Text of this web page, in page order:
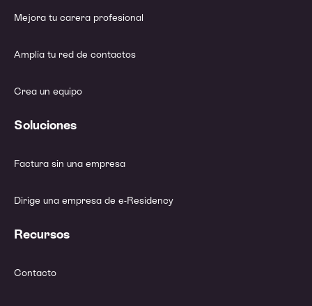
Mejora tu carera profesional
Amplía tu red de contactos
Crea un equipo
Soluciones
Factura sin una empresa
Dirige una empresa de e-Residency
Recursos
Contacto